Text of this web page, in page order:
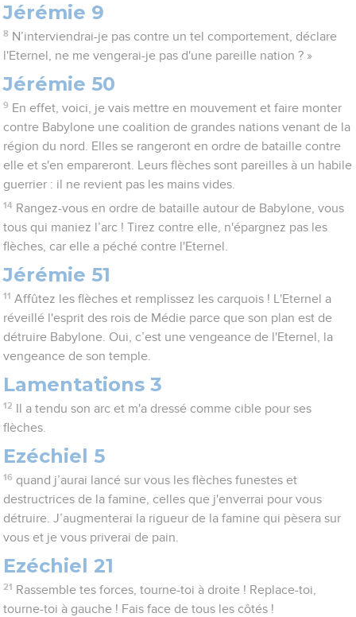
Jérémie 9
8 N’interviendrai-je pas contre un tel comportement, déclare
l'Eternel, ne me vengerai-je pas d'une pareille nation ? »
Jérémie 50
9 En effet, voici, je vais mettre en mouvement et faire monter
contre Babylone une coalition de grandes nations venant de la
région du nord. Elles se rangeront en ordre de bataille contre
elle et s'en empareront. Leurs flèches sont pareilles à un habile
guerrier : il ne revient pas les mains vides.
14 Rangez-vous en ordre de bataille autour de Babylone, vous
tous qui maniez l’arc ! Tirez contre elle, n'épargnez pas les
flèches, car elle a péché contre l'Eternel.
Jérémie 51
11 Affûtez les flèches et remplissez les carquois ! L'Eternel a
réveillé l'esprit des rois de Médie parce que son plan est de
détruire Babylone. Oui, c’est une vengeance de l'Eternel, la
vengeance de son temple.
Lamentations 3
12
Il a tendu son arc et m'a dressé comme cible pour ses
flèches.
Ezéchiel 5
16 quand j’aurai lancé sur vous les flèches funestes et
destructrices de la famine, celles que j'enverrai pour vous
détruire. J’augmenterai la rigueur de la famine qui pèsera sur
vous et je vous priverai de pain.
Ezéchiel 21
21 Rassemble tes forces, tourne-toi à droite ! Replace-toi,
tourne-toi à gauche ! Fais face de tous les côtés !